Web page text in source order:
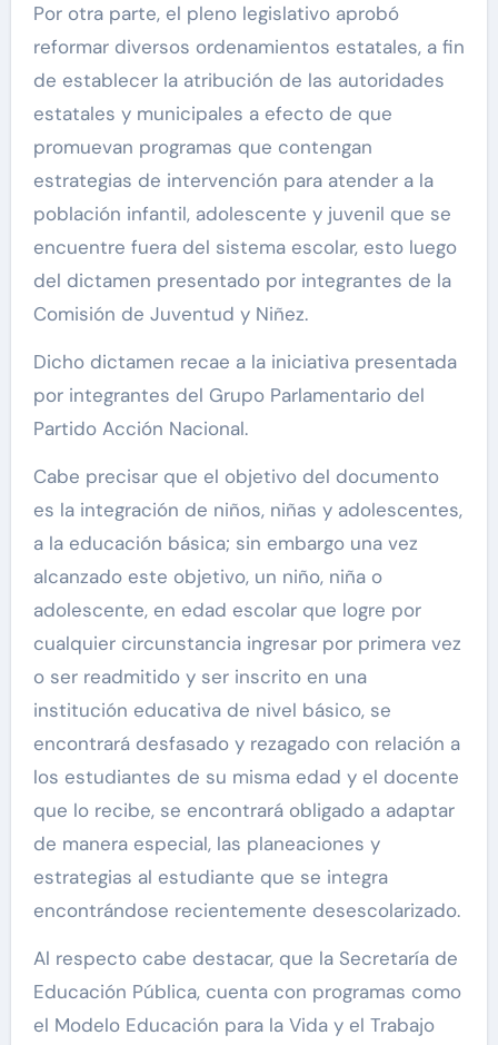
Por otra parte, el pleno legislativo aprobó
reformar diversos ordenamientos estatales, a fin
de establecer la atribución de las autoridades
estatales y municipales a efecto de que
promuevan programas que contengan
estrategias de intervención para atender a la
población infantil, adolescente y juvenil que se
encuentre fuera del sistema escolar, esto luego
del dictamen presentado por integrantes de la
Comisión de Juventud y Niñez.
Dicho dictamen recae a la iniciativa presentada
por integrantes del Grupo Parlamentario del
Partido Acción Nacional.
Cabe precisar que el objetivo del documento
es la integración de niños, niñas y adolescentes,
a la educación básica; sin embargo una vez
alcanzado este objetivo, un niño, niña o
adolescente, en edad escolar que logre por
cualquier circunstancia ingresar por primera vez
o ser readmitido y ser inscrito en una
institución educativa de nivel básico, se
encontrará desfasado y rezagado con relación a
los estudiantes de su misma edad y el docente
que lo recibe, se encontrará obligado a adaptar
de manera especial, las planeaciones y
estrategias al estudiante que se integra
encontrándose recientemente desescolarizado.
Al respecto cabe destacar, que la Secretaría de
Educación Pública, cuenta con programas como
el Modelo Educación para la Vida y el Trabajo